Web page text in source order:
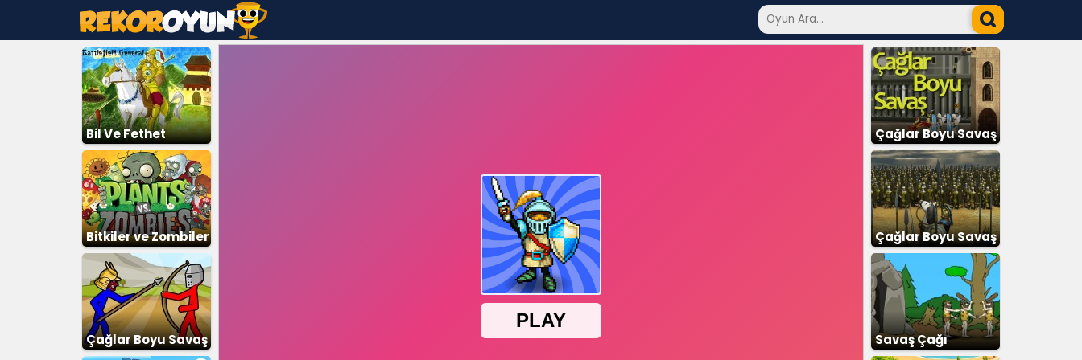
Bil Ve Fethet
Bitkiler ve Zombiler
Çağlar Boyu Savaş
Çağlar Boyu Savaş
Çağlar Boyu Savaş
2
Savaş Çağı